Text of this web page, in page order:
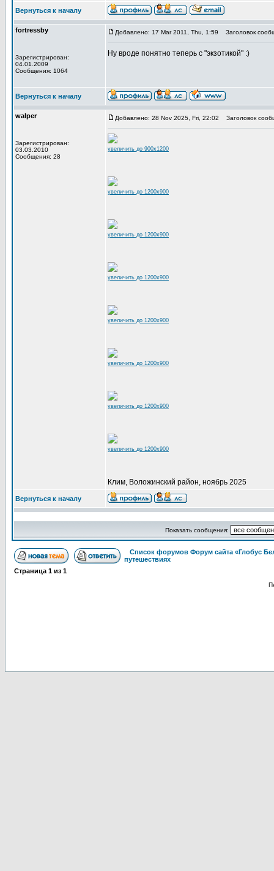
Вернуться к началу
fortressby
Зарегистрирован:
04.01.2009
Сообщения: 1064
Добавлено: 17 Mar 2011, Thu, 1:59 Заголовок
Ну вроде понятно теперь с "экзотикой" :)
Вернуться к началу
walper
Зарегистрирован:
03.03.2010
Сообщения: 28
Добавлено: 28 Nov 2025, Fri, 22:02 Заголовок
увеличить до 900x1200
увеличить до 1200x900
увеличить до 1200x900
увеличить до 1200x900
увеличить до 1200x900
увеличить до 1200x900
увеличить до 1200x900
увеличить до 1200x900
Клим, Воложинский район, ноябрь 2025
Вернуться к началу
Показать сообщения:
Список форумов Форум сайта «Глобус
путешествиях
Страница 1 из 1